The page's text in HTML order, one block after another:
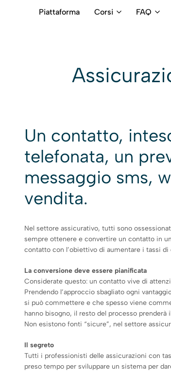
Piattaforma Corsi FAQ
Un contatto,
telefonata, un
messaggio sms,
vendita.
Nel settore assicurativo, tutti sono
sempre ottenere e convertire un contatto in
contatto con l’obiettivo di aumentare i tassi di
La conversione deve essere pianificata
Considerate questo: un contatto vive di
Prendendo l’approccio sbagliato ogni
si può commettere e che spesso viene
hanno bisogno, il resto del processo prenderà
Non esistono fonti “sicure”, nel settore
Il segreto
Tutti i professionisti delle assicurazioni con
preso tempo per sviluppare un sistema per